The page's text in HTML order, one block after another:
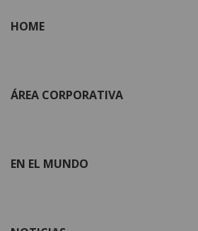
HOME
ÁREA CORPORATIVA
EN EL MUNDO